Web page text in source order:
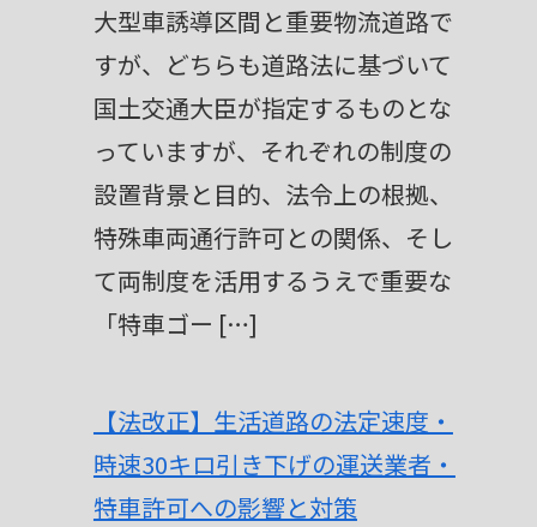
大型車誘導区間と重要物流道路で
すが、どちらも道路法に基づいて
国土交通大臣が指定するものとな
っていますが、それぞれの制度の
設置背景と目的、法令上の根拠、
特殊車両通行許可との関係、そし
て両制度を活用するうえで重要な
「特車ゴー […]
【法改正】生活道路の法定速度・
時速30キロ引き下げの運送業者・
特車許可への影響と対策